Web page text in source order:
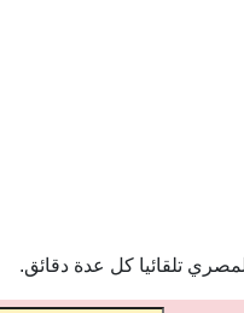
تلقائيا كل عدة دقائق.